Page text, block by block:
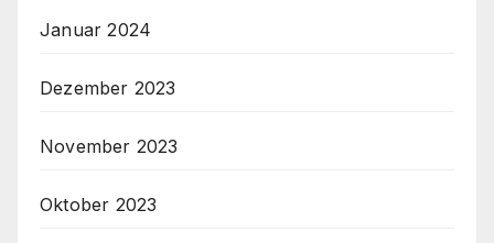
Januar 2024
Dezember 2023
November 2023
Oktober 2023